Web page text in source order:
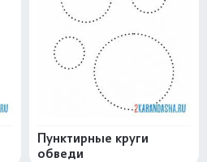
Пунктирные круги
обведи